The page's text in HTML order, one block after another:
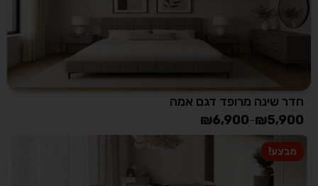
חדר שינה מרופד דגם אמה
₪5,900
–
₪6,900
מבצע!